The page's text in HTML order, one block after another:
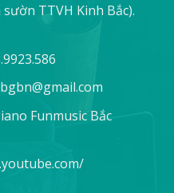
TTVH Kinh Bắc).
Funmusic Bắc